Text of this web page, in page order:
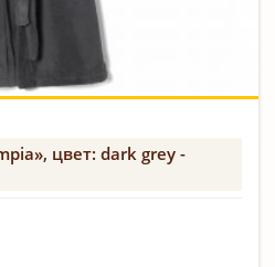
цвет: dark grey -